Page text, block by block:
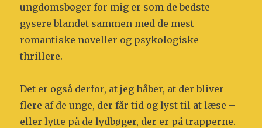
ungdomsbøger for mig er som de bedste
gysere blandet sammen med de mest
romantiske noveller og psykologiske
thrillere.
Det er også derfor, at jeg håber, at der bliver
flere af de unge, der får tid og lyst til at læse –
eller lytte på de lydbøger, der er på trapperne.